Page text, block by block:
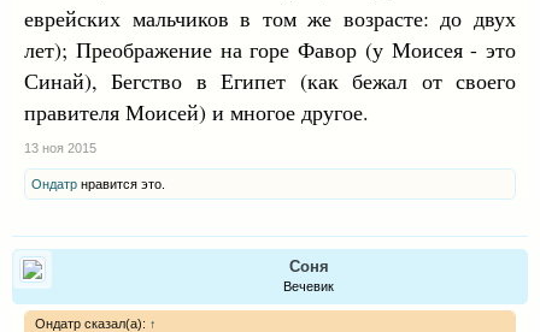
еврейских мальчиков в том же возрасте: до двух
лет); Преображение на горе Фавор (у Моисея - это
Синай), Бегство в Египет (как бежал от своего
правителя Моисей) и многое другое.
13 ноя 2015
Ондатр нравится это.
Соня
Вечевик
Ондатр сказал(а): ↑